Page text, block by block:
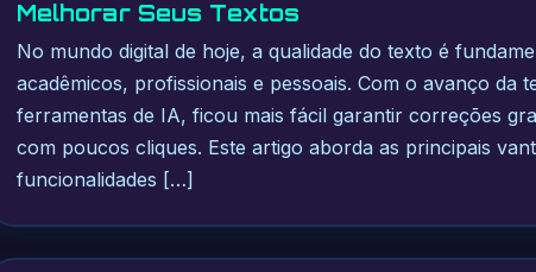
Melhorar Seus Textos
No mundo digital de hoje, a qualidade do texto é
acadêmicos, profissionais e pessoais. Com o avanço da
ferramentas de IA, ficou mais fácil garantir correções
com poucos cliques. Este artigo aborda as principais
funcionalidades […]